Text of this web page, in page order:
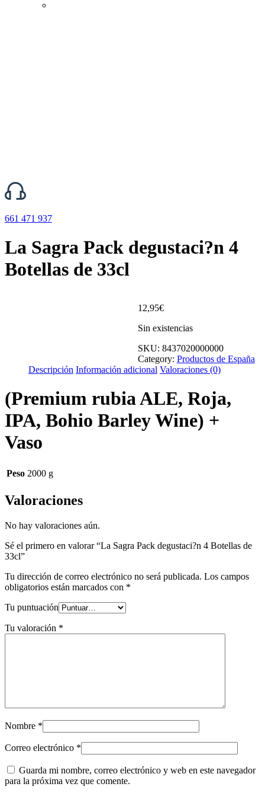
661 471 937
La Sagra Pack degustaci?n 4
Botellas de 33cl
12,95€
Sin existencias
SKU: 8437020000000
Category: Productos de España
Descripción Información adicional Valoraciones (0)
(Premium rubia ALE, Roja,
IPA, Bohio Barley Wine) +
Vaso
Peso 2000 g
Valoraciones
No hay valoraciones aún.
Sé el primero en valorar “La Sagra Pack degustaci?n 4 Botellas de
33cl”
Tu dirección de correo electrónico no será publicada. Los campos
obligatorios están marcados con *
Tu puntuación
Tu valoración *
Nombre *
Correo electrónico *
Guarda mi nombre, correo electrónico y web en este navegador
para la próxima vez que comente.